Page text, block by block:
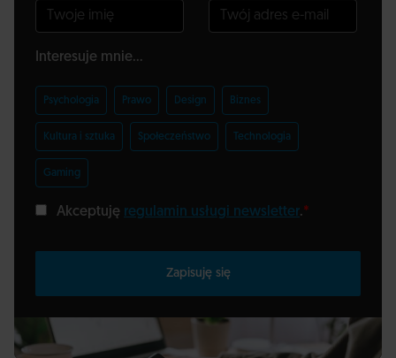
Interesuje mnie...
Psychologia Prawo Design Biznes
Kultura i sztuka Społeczeństwo Technologia
Gaming
Akceptuję regulamin usługi newsletter.*
Zapisuję się